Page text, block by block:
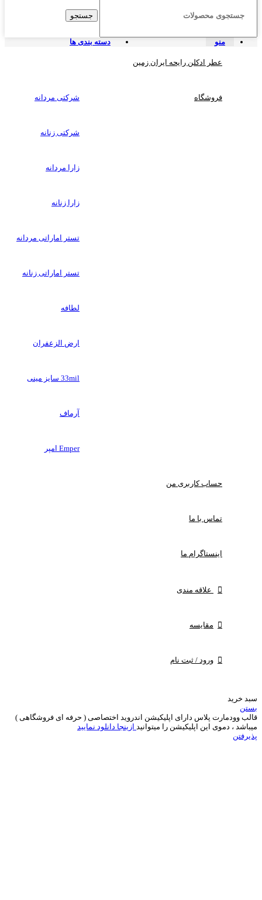
جستجو
منو دسته بندی ها
عطر ادکلن رایحه ایران زمین
فروشگاه شرکتی مردانه
شرکتی زنانه
زارا مردانه
زارا زنانه
تستر اماراتی مردانه
تستر اماراتی زنانه
لطافه
ارض الزعفران
33mil سایز مینی
آرماف
Emper امپر
حساب کاربری من
تماس با ما
اینستاگرام ما
علاقه مندی
مقایسه
ورود / ثبت نام
سبد خرید
بستن
قالب وودمارت پلاس دارای اپلیکیشن اندروید اختصاصی ( حرفه ای فروشگاهی )
میباشد ، دموی این اپلیکیشن را میتوانید ازینجا دانلود نمایید
پذیرفتن